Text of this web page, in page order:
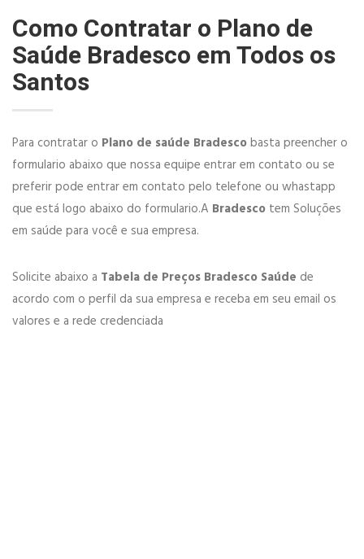
Como Contratar o Plano de
Saúde Bradesco em Todos os
Santos
Para contratar o Plano de saúde Bradescobasta preencher o
formulario abaixo que nossa equipe entrar em contato ou se
preferir pode entrar em contato pelo telefone ou whastapp
que está logo abaixo do formulario.A Bradesco tem Soluções
em saúde para você e sua empresa.
Solicite abaixo a Tabela de Preços Bradesco Saúde de
acordo com o perfil da sua empresa e receba em seu email os
valores e a rede credenciada